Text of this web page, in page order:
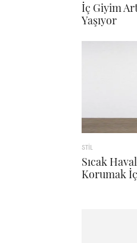
İç Giyim
Yaşıyor
STİL
Sıcak
Korumak